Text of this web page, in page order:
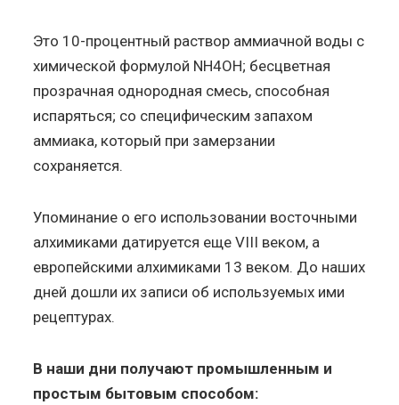
Это 10-процентный раствор аммиачной воды с
химической формулой NH4OH; бесцветная
прозрачная однородная смесь, способная
испаряться; со специфическим запахом
аммиака, который при замерзании
сохраняется.
Упоминание о его использовании восточными
алхимиками датируется еще VIII веком, а
европейскими алхимиками 13 веком. До наших
дней дошли их записи об используемых ими
рецептурах.
В наши дни получают промышленным и
простым бытовым способом: